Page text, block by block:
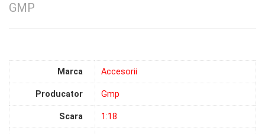
GMP
Marca Accesorii
Producator Gmp
Scara 1:18